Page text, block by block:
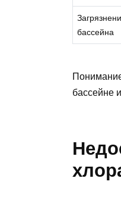
бассейна
бассейне